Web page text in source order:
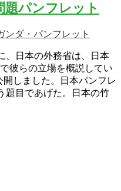
題パンフレット
ンダ・パンフレット
、日本の外務省は、日本
彼らの立場を概説してい
しました。日本パンフレ
題目であげた。日本の竹